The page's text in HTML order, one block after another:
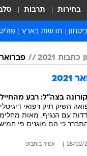
בחירות תרבות
חדשות בארץ
חדשות פלילים ומשפט
חינוך
ישראלים בחו"ל
בריאות
חברה ורווחה
יחסי
כתבות 2021 פברואר
בצה"ל: רבע
השיק תיק רפואי
עם הנגיף. מאות
כי הם מוגנים פי
אמיר בוחבוט